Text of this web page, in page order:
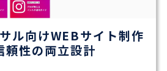
向けWEBサイト制作
頼性の両立設計